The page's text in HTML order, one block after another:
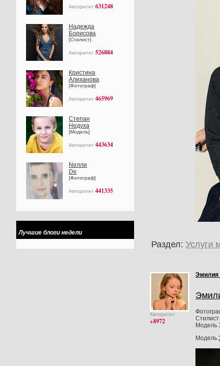
Авторитет 631248
Надежда
Борисова
[Стилист]
Авторитет 526884
Кристина
Алиханова
[Фотограф]
Авторитет 465969
Степан
Недуха
[Модель]
Авторитет 443634
Nелли
Dе
[Фотограф]
Авторитет 441335
Лучшие блоги недели
Раздел: Услуги
Авторитет
+8972
Эмилия
Стилист
Модель
Модель